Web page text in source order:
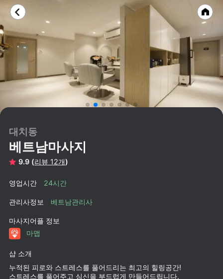
대치동
베트남마사지
9.9 (리뷰 12개)
영업시간 24시간
관리사정보 베트남관리사
마사지어플 정보
마맵
샵 소개
누적된 피로와 스트레스를 풀어드리는 최고의 힐링공간!
스트레스를 풀어주고 심신을 부드럽게 만들어드립니다.